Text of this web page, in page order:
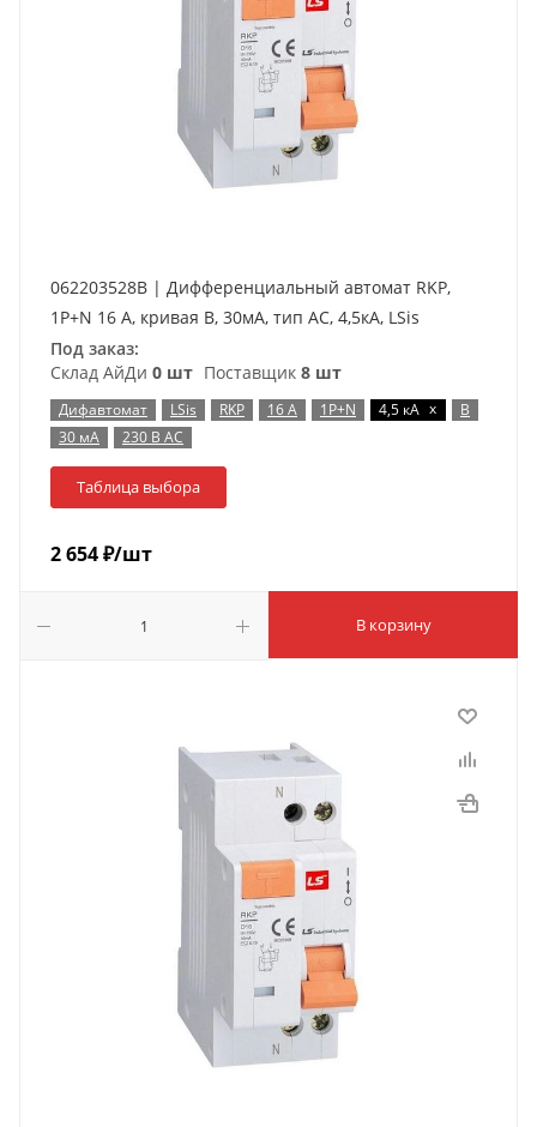
062203528B | Дифференциальный автомат RKP,
1P+N 16 A, кривая B, 30мА, тип AC, 4,5кА, LSis
Под заказ:
Склад АйДи 0 шт Поставщик 8 шт
Дифавтомат LSis RKP 16 А 1P+N 4,5 кА x
B
30 мА
230 В AC
Таблица выбора
2 654₽/шт
В корзину